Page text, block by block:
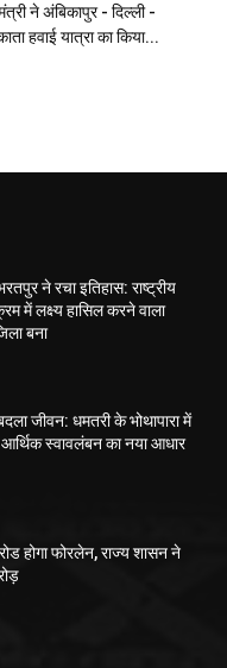
ने अंबिकापुर - दिल्ली -
हवाई यात्रा का किया...
ने रचा इतिहास: राष्ट्रीय
में लक्ष्य हासिल करने वाला
बना
जीवन: धमतरी के भोथापारा में
स्वावलंबन का नया आधार
होगा फोरलेन, राज्य शासन ने